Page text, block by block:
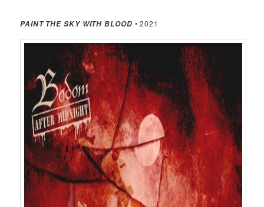
PAINT THE SKY WITH BLOOD • 2021